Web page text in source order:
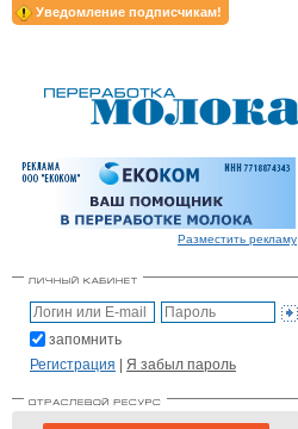
Уведомление подписчикам!
Разместить рекламу
запомнить
Регистрация | Я забыл пароль